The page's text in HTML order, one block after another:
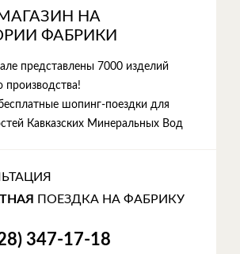
НА
ФАБРИКИ
представлены 7000 изделий
производства!
шопинг-поездки для
Кавказских Минеральных Вод
ПОЕЗДКА НА ФАБРИКУ
347-17-18